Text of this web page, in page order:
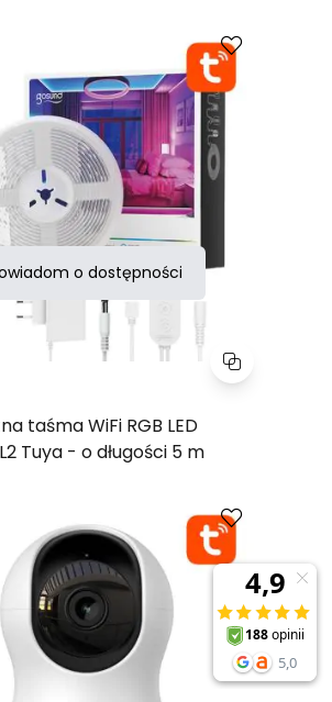
o dostępności
taśma WiFi RGB LED
Tuya - o długości 5 m